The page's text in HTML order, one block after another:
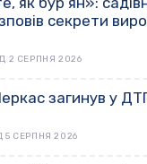
секрети
2 СЕРПНЯ 2026
загинув у
5 СЕРПНЯ 2026